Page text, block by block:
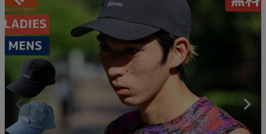
ようこそ ゲスト 様
検索